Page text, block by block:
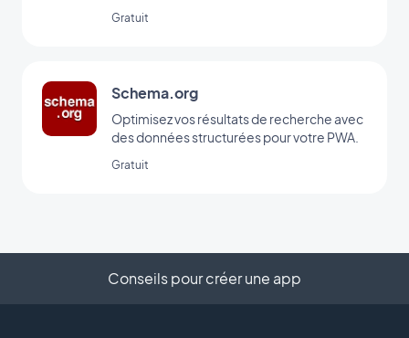
Gratuit
Schema.org
Optimisez vos résultats de recherche avec
des données structurées pour votre PWA.
Gratuit
Conseils pour créer une app